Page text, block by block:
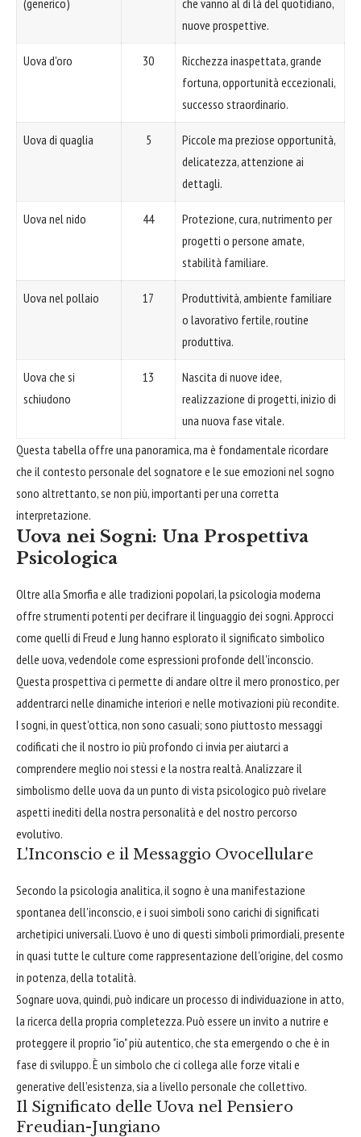
(generico)
che vanno al di là del quotidiano,
nuove prospettive.
Uova d'oro 30
Ricchezza inaspettata, grande
fortuna, opportunità eccezionali,
successo straordinario.
Uova di quaglia 5
Piccole ma preziose opportunità,
delicatezza, attenzione ai
dettagli.
Uova nel nido 44
Protezione, cura, nutrimento per
progetti o persone amate,
stabilità familiare.
Uova nel pollaio 17
Produttività, ambiente familiare
o lavorativo fertile, routine
produttiva.
Uova che si
schiudono
13
Nascita di nuove idee,
realizzazione di progetti, inizio di
una nuova fase vitale.
Questa tabella offre una panoramica, ma è fondamentale ricordare
che il contesto personale del sognatore e le sue emozioni nel sogno
sono altrettanto, se non più, importanti per una corretta
interpretazione.
Uova nei Sogni: Una Prospettiva
Psicologica
Oltre alla Smorfia e alle tradizioni popolari, la psicologia moderna
offre strumenti potenti per decifrare il linguaggio dei sogni. Approcci
come quelli di Freud e Jung hanno esplorato il significato simbolico
delle uova, vedendole come espressioni profonde dell'inconscio.
Questa prospettiva ci permette di andare oltre il mero pronostico, per
addentrarci nelle dinamiche interiori e nelle motivazioni più recondite.
I sogni, in quest'ottica, non sono casuali; sono piuttosto messaggi
codificati che il nostro io più profondo ci invia per aiutarci a
comprendere meglio noi stessi e la nostra realtà. Analizzare il
simbolismo delle uova da un punto di vista psicologico può rivelare
aspetti inediti della nostra personalità e del nostro percorso
evolutivo.
L'Inconscio e il Messaggio Ovocellulare
Secondo la psicologia analitica, il sogno è una manifestazione
spontanea dell'inconscio, e i suoi simboli sono carichi di significati
archetipici universali. L'uovo è uno di questi simboli primordiali, presente
in quasi tutte le culture come rappresentazione dell'origine, del cosmo
in potenza, della totalità.
Sognare uova, quindi, può indicare un processo di individuazione in atto,
la ricerca della propria completezza. Può essere un invito a nutrire e
proteggere il proprio "io" più autentico, che sta emergendo o che è in
fase di sviluppo. È un simbolo che ci collega alle forze vitali e
generative dell'esistenza, sia a livello personale che collettivo.
Il Significato delle Uova nel Pensiero
Freudian-Jungiano